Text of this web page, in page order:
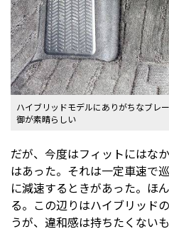
ハイブリッドモデルにありがちなブレ
御が素晴らしい
だが、今度はフィットにはな
はあった。それは一定車速で
に減速するときがあった。ほ
る。この辺りはハイブリッド
うが、違和感は持ちたくないも